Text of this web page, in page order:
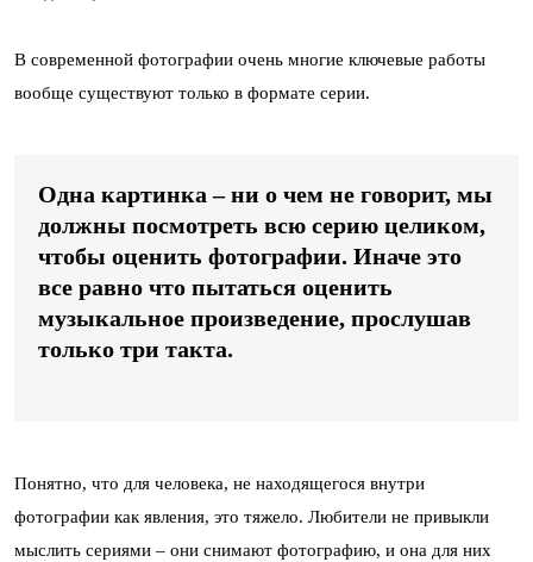
В современной фотографии очень многие ключевые работы
вообще существуют только в формате серии.
Одна картинка – ни о чем не говорит, мы
должны посмотреть всю серию целиком,
чтобы оценить фотографии. Иначе это
все равно что пытаться оценить
музыкальное произведение, прослушав
только три такта.
Понятно, что для человека, не находящегося внутри
фотографии как явления, это тяжело. Любители не привыкли
мыслить сериями – они снимают фотографию, и она для них